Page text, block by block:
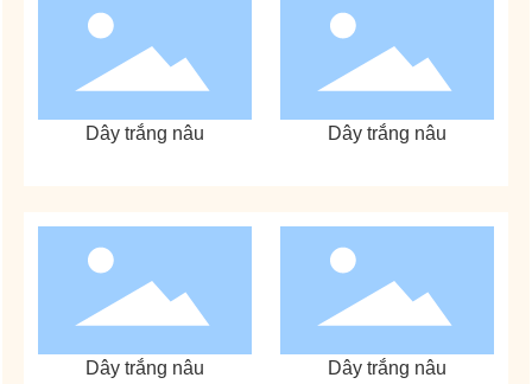
Dây trắng nâu Dây trắng nâu
Dây trắng nâu Dây trắng nâu